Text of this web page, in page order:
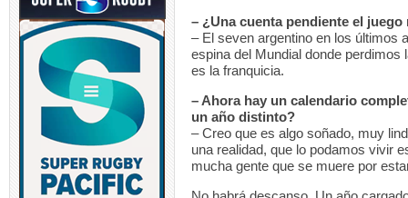
– ¿Una cuenta pendiente el
– El seven argentino en los últimos
espina del Mundial donde perdimos
es la franquicia.
– Ahora hay un calendario
un año distinto?
– Creo que es algo soñado, muy
una realidad, que lo podamos vivir
mucha gente que se muere por